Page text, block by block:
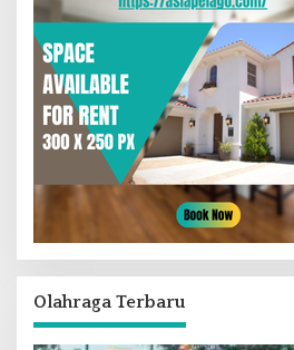
Olahraga Terbaru